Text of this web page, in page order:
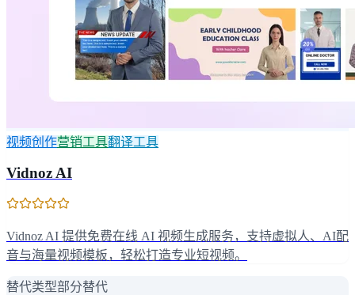
视频创作营销工具翻译工具
Vidnoz AI
Vidnoz AI 提供免费在线 AI 视频生成服务，支持虚拟人、AI配
音与海量视频模板，轻松打造专业短视频。
替代类型部分替代